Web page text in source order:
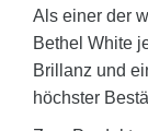
Als einer der
Bethel White
Brillanz und
höchster